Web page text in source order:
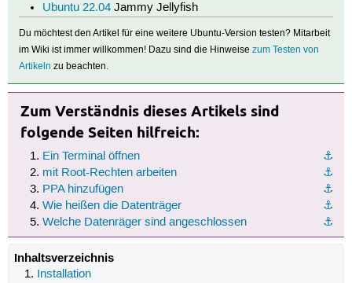
Ubuntu 22.04Jammy Jellyfish
Du möchtest den Artikel für eine weitere Ubuntu-Version testen? Mitarbeit
im Wiki ist immer willkommen! Dazu sind die Hinweisezum Testen von
Artikeln zu beachten.
Zum Verständnis dieses Artikels sind
folgende Seiten hilfreich:
⚓︎
Ein Terminal öffnen
⚓︎
mit Root-Rechten arbeiten
⚓︎
PPA hinzufügen
⚓︎
Wie heißen die Datenträger
⚓︎
Welche Datenräger sind angeschlossen
Inhaltsverzeichnis
Installation